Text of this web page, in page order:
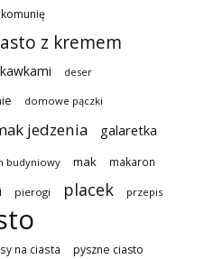
z kremem
deser
domowe pączki
jedzenia galaretka
budyniowy mak makaron
pierogi placek przepis
na ciasta pyszne ciasto